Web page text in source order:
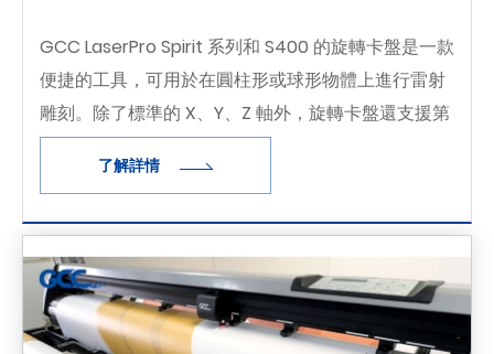
GCC LaserPro Spirit 系列和 S400 的旋轉卡盤是一款
便捷的工具，可用於在圓柱形或球形物體上進行雷射
雕刻。除了標準的 X、Y、Z 軸外，旋轉卡盤還支援第
四軸，可將物體旋轉 360°，從而能夠在杯子、酒杯甚
至球形物體上進行雕刻。待雕刻物體的直徑範圍為
了解詳情